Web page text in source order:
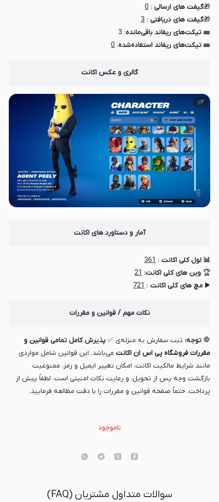
🎁گیفت های ارسالی :
0
🎁گیفت های دریافتی :
3
🎫 تیکت‌های ریفاند باقی‌مانده: 3
🎫 تیکت‌های ریفاند استفاده‌شده:
0
گالری و عکس اکانت
آمار و دستاورد های اکانت
📊 لول کلی اکانت :
361
🏆 وین های کلی اکانت: 21
▶️ مچ های کلی اکانت :
721
نکات مهم / قوانین و مقررات
🛑 توجه:ثبت سفارش به منزله‌ی ✅ پذیرش کامل تمامی قوانین و
مقررات فروشگاه پی اس ان اکانتمی‌باشد. این قوانین شامل مواردی
مانند شرایط مالکیت اکانت، امکان تغییر ایمیل و رمز، ممنوعیت
بازگشت وجه پس از تحویل، و رعایت نکات امنیتی است. لطفاً پیش از
پرداخت، حتماً صفحه قوانین و مقررات را با دقت مطالعه فرمایید.
ناموجود
سوالات متداول مشتریان (FAQ)